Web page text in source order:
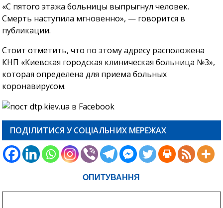
«С пятого этажа больницы выпрыгнул человек.
Смерть наступила мгновенно», — говорится в
публикации.
Стоит отметить, что по этому адресу расположена
КНП «Киевская городская клиническая больница №3»,
которая определена для приема больных
коронавирусом.
ПОДІЛИТИСЯ У СОЦІАЛЬНИХ МЕРЕЖАХ
ОПИТУВАННЯ